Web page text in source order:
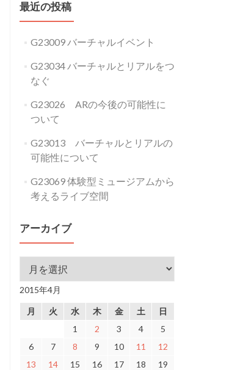
最近の投稿
G23009 バーチャルイベント
G23034 バーチャルとリアルをつ
なぐ
G23026 ARの今後の可能性に
ついて
G23013 バーチャルとリアルの
可能性について
G23069 体験型ミュージアムから
考えるライブ空間
アーカイブ
アーカイブ
2015年4月
月 火 水 木 金 土
日
1
2 3 4
5
6
7 8 9 10 11
12
13
14 15 16 17 18
19